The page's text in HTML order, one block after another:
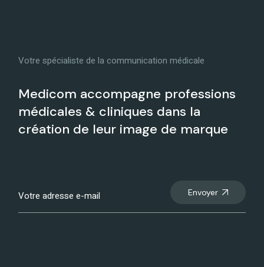
Votre spécialiste de la communication médicale
Medicom accompagne professions
médicales & cliniques dans la
création de leur image de marque
Envoyer